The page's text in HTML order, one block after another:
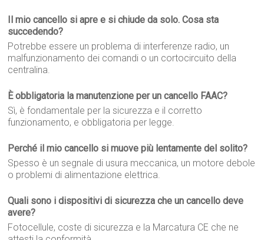
Il mio cancello si apre e si chiude da solo. Cosa sta
succedendo?
Potrebbe essere un problema di interferenze radio, un
malfunzionamento dei comandi o un cortocircuito della
centralina.
È obbligatoria la manutenzione per un cancello FAAC?
Sì, è fondamentale per la sicurezza e il corretto
funzionamento, e obbligatoria per legge.
Perché il mio cancello si muove più lentamente del solito?
Spesso è un segnale di usura meccanica, un motore debole
o problemi di alimentazione elettrica.
Quali sono i dispositivi di sicurezza che un cancello deve
avere?
Fotocellule, coste di sicurezza e la Marcatura CE che ne